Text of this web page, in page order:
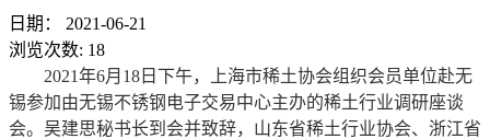
日期：
2021-06-21
浏览次数: 18
2021年6月18日下午，上海市稀土协会组织会员单位赴无
锡参加由无锡不锈钢电子交易中心主办的稀土行业调研座谈
会。吴建思秘书长到会并致辞，山东省稀土行业协会、浙江省